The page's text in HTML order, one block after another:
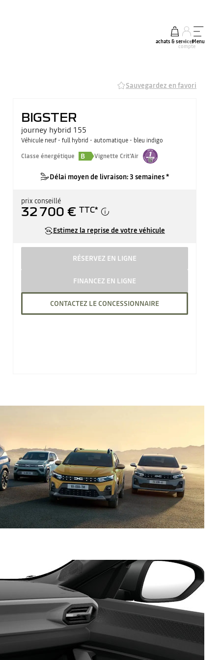
achats & services
mon
compte
Menu
Sauvegardez en favori
BIGSTER
journey hybrid 155
Véhicule neuf - full hybrid - automatique - bleu indigo
Classe énergétique
B Vignette Crit'Air
Délai moyen de livraison: 3 semaines *
prix conseillé
32 700 € TTC*
Estimez la reprise de votre véhicule
RÉSERVEZ EN LIGNE
FINANCEZ EN LIGNE
CONTACTEZ LE CONCESSIONNAIRE